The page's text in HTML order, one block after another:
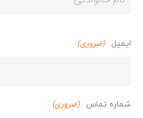
خانوادگی
ایمیل (ضروری)
شماره تماس (ضروری)